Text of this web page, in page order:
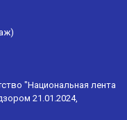
"Национальная лента
21.01.2024,